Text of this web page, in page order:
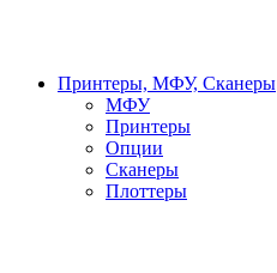
Принтеры, МФУ, Сканеры
МФУ
Принтеры
Опции
Сканеры
Плоттеры